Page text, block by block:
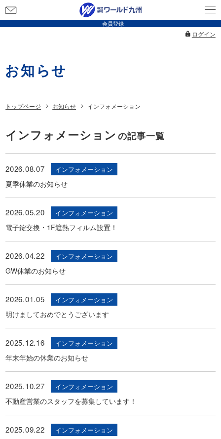
会員登録
ログイン
問
せ
お知らせ
トップページ お知らせ インフォメーション
インフォメーション の記事一覧
2026.08.07 インフォメーション
夏季休業のお知らせ
2026.05.20 インフォメーション
電子錠交換・1F遮熱フィルム設置！
2026.04.22 インフォメーション
GW休業のお知らせ
2026.01.05 インフォメーション
明けましておめでとうございます
2025.12.16 インフォメーション
年末年始の休業のお知らせ
2025.10.27 インフォメーション
不動産営業のスタッフを募集しています！
2025.09.22 インフォメーション